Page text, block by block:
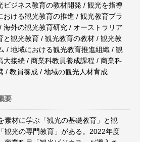
ビジネス教育の教材開発 / 観光を指導
おける観光教育の推進 / 観光教育プラ
海外の観光教育研究 / オーストラリア
と観光教育 / 観光教育の教材 / 観光教
/ 地域における観光教育推進組織 / 観
大接続 / 商業科教員養成課程 / 商業科
/ 教員養成 / 地域の観光人材育成
要
素材に学ぶ「観光の基礎教育」と観
観光の専門教育」がある。2022年度